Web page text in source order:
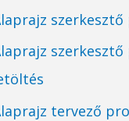
tervező